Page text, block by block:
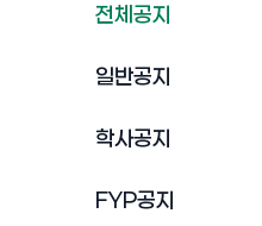
전체공지
일반공지
학사공지
FYP공지